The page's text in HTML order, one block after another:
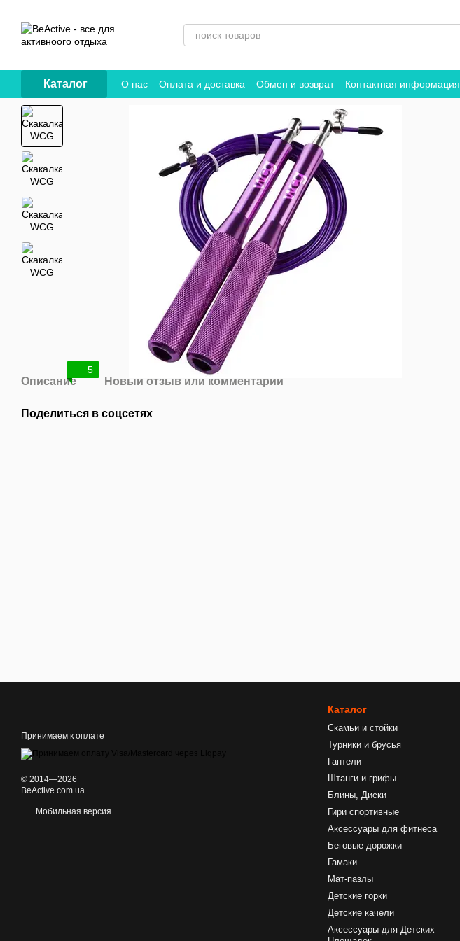
Каталог О нас Оплата и доставка Обмен и возврат Контактная информация
Договор публичной оферты
5
Описание Новый отзыв или комментарий
Поделиться в соцсетях
Принимаем к оплате
© 2014—2026
BeActive.com.ua
Мобильная версия
Каталог
Скамьи и стойки
Турники и брусья
Гантели
Штанги и грифы
Блины, Диски
Гири спортивные
Аксессуары для фитнеса
Беговые дорожки
Гамаки
Мат-пазлы
Детские горки
Детские качели
Аксессуары для Детских